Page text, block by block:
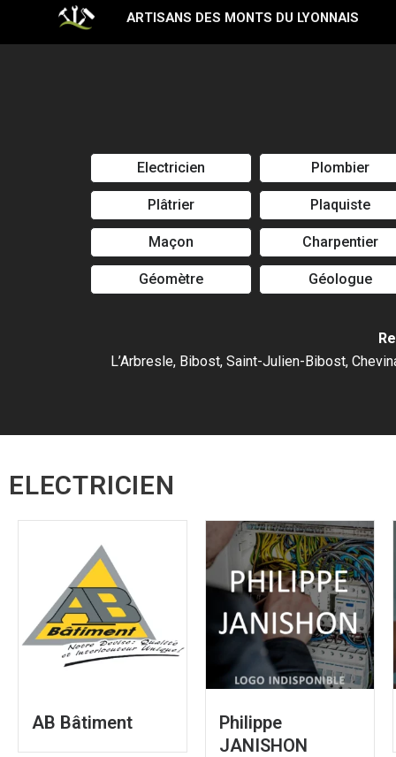
ARTISANS DES MONTS DU LYONNAIS
Electricien Plombier
Plâtrier Plaquiste
Maçon Charpentier
Géomètre Géologue
L’Arbresle, Bibost, Saint-Julien-Bibost,
ELECTRICIEN
AB Bâtiment
Philippe
JANISHON